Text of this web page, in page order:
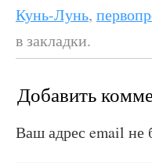
Кунь-Лунь,
в закладки.
Добавить
Ваш адрес email не